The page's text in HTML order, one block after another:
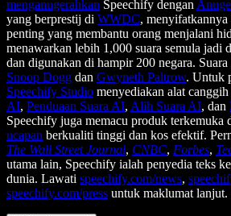
menganugerahkan Speechify dengan
yang berprestij di WWDC, menyifatkannya
penting yang membantu orang menjalani
menawarkan lebih 1,000 suara semula jadi
dan digunakan di hampir 200 negara.
Snoop Dogg dan Gwyneth Paltrow. Untuk
Speechify Studio menyediakan alat
AI, Penduaan Suara AI, Alih Suara AI, dan
Speechify juga memacu produk terkemuka
ucapan berkualiti tinggi dan kos efektif.
The Wall Street Journal, CNBC, Forbes,
utama lain, Speechify ialah penyedia teks
dunia. Lawati speechify.com/news,
speechify.com/press untuk maklumat lanjut.